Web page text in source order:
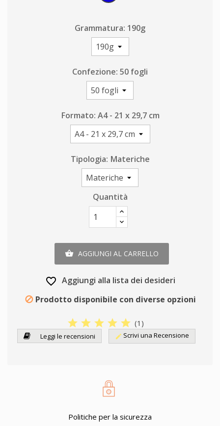
Grammatura: 190g
Confezione: 50 fogli
Formato: A4 - 21 x 29,7 cm
Tipologia: Materiche
Quantità
 AGGIUNGI AL CARRELLO
favorite_border Aggiungi alla lista dei desideri
 Prodotto disponibile con diverse opzioni
star star star star star (1 )
Leggi le recensioni edit Scrivi una Recensione
Politiche per la sicurezza